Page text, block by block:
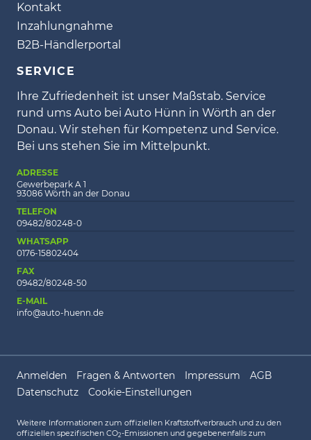
Kontakt
Inzahlungnahme
B2B-Händlerportal
SERVICE
Ihre Zufriedenheit ist unser Maßstab. Service
rund ums Auto bei Auto Hünn in Wörth an der
Donau. Wir stehen für Kompetenz und Service.
Bei uns stehen Sie im Mittelpunkt.
ADRESSE
Gewerbepark A 1
93086 Wörth an der Donau
TELEFON
09482/80248-0
WHATSAPP
0176-15802404
FAX
09482/80248-50
E-MAIL
info@auto-huenn.de
Anmelden Fragen & Antworten Impressum
AGB
Datenschutz
Cookie-Einstellungen
Weitere Informationen zum offiziellen Kraftstoffverbrauch und zu den
offiziellen spezifischen CO2-Emissionen und gegebenenfalls zum